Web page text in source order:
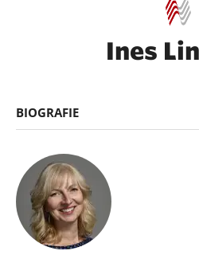
Ines
BIOGRAFIE